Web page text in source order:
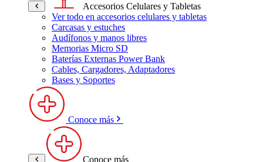
Accesorios Celulares y Tabletas
Ver todo en accesorios celulares y tabletas
Carcasas y estuches
Audífonos y manos libres
Memorias Micro SD
Baterías Externas Power Bank
Cables, Cargadores, Adaptadores
Bases y Soportes
Conoce más
Conoce más